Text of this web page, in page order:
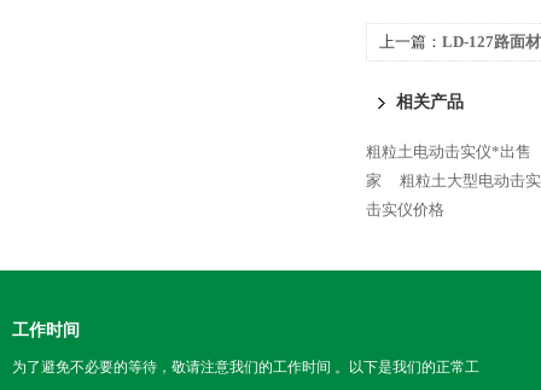
上一篇： LD-127路面
相关产品
粗粒土电动击实仪*出售
家
粗粒土大型电动击
击实仪价格
工作时间
为了避免不必要的等待，敬请注意我们的工作时间 。以下是我们的正常工